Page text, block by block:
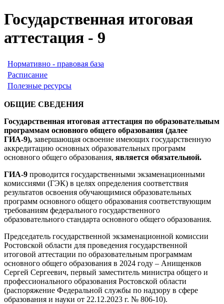
Государственная итоговая
аттестация - 9
Нормативно - правовая база
Расписание
Полезные ресурсы
ОБЩИЕ СВЕДЕНИЯ
Государственная итоговая аттестация по образовательным
программам основного общего образования (далее
ГИА-9), завершающая освоение имеющих государственную
аккредитацию основных образовательных программ
основного общего образования, является обязательной.
ГИА-9 проводится государственными экзаменационными
комиссиями (ГЭК) в целях определения соответствия
результатов освоения обучающимися образовательных
программ основного общего образования соответствующим
требованиям федерального государственного
образовательного стандарта основного общего образования.
Председатель государственной экзаменационной комиссии
Ростовской области для проведения государственной
итоговой аттестации по образовательным программам
основного общего образования в 2024 году – Анищенков
Сергей Сергеевич, первый заместитель министра общего и
профессионального образования Ростовской области
(распоряжение Федеральной службы по надзору в сфере
образования и науки от 22.12.2023 г. № 806-10).